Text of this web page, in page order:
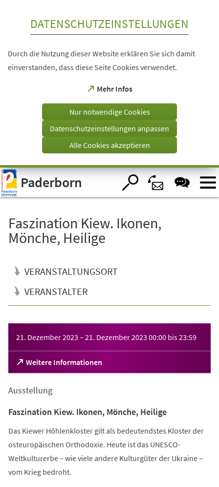
Visuelle
Assistenzsoftware
öffnen.
DATENSCHUTZEINSTELLUNGEN
Durch die Nutzung dieser Website erklären Sie sich damit
einverstanden, dass diese Seite Cookies verwendet.
Mehr Infos
(Öffnet
einem
Tab)
Nur notwendige Cookies
Datenschutzeinstellungen anpassen
Alle Cookies akzeptieren
Paderborn
Faszination Kiew. Ikonen,
Mönche, Heilige
VERANSTALTUNGSORT
VERANSTALTER
21. Dezember 2023 – 21. Dezember 2023 00:00 bis23:59
Weitere Informationen
(Öffnet
in
neuen
Ausstellung
Faszination Kiew. Ikonen, Mönche, Heilige
Das Kiewer Höhlenkloster gilt als bedeutendstes Kloster der
osteuropäischen Orthodoxie. Heute ist das UNESCO-
Weltkulturerbe – wie viele andere Kulturgüter der Ukraine –
vom Krieg bedroht.